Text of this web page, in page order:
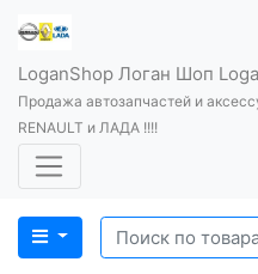
LoganShop Логан Шоп
Продажа автозапчастей и
RENAULT и ЛАДА !!!!